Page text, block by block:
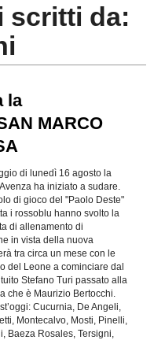
Carica la tua Rosa
scritti da:
la
MARCO
di lunedì 16 agosto la
ha iniziato a sudare.
di gioco del "Paolo Deste"
i rossoblu hanno svolto la
di allenamento di
in vista della nuova
tra circa un mese con le
del Leone a cominciare dal
Stefano Turi passato alla
che è Maurizio Bertocchi.
Cucurnia, De Angeli,
Montecalvo, Mosti, Pinelli,
Baeza Rosales, Tersigni,